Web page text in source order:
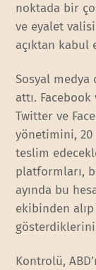
noktada bir
ve eyalet
açıktan kabul
Sosyal
attı. Facebook
Twitter ve
yönetimini, 20
teslim
platformları,
ayında bu
ekibinden
gösterdiklerini
Kontrolü,